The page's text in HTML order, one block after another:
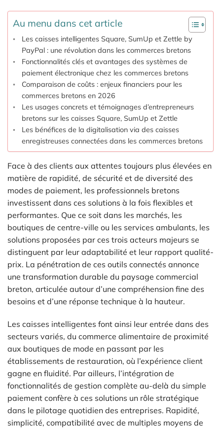
Au menu dans cet article
Les caisses intelligentes Square, SumUp et Zettle by
PayPal : une révolution dans les commerces bretons
Fonctionnalités clés et avantages des systèmes de
paiement électronique chez les commerces bretons
Comparaison de coûts : enjeux financiers pour les
commerces bretons en 2026
Les usages concrets et témoignages d’entrepreneurs
bretons sur les caisses Square, SumUp et Zettle
Les bénéfices de la digitalisation via des caisses
enregistreuses connectées dans les commerces bretons
Face à des clients aux attentes toujours plus élevées en
matière de rapidité, de sécurité et de diversité des
modes de paiement, les professionnels bretons
investissent dans ces solutions à la fois flexibles et
performantes. Que ce soit dans les marchés, les
boutiques de centre-ville ou les services ambulants, les
solutions proposées par ces trois acteurs majeurs se
distinguent par leur adaptabilité et leur rapport qualité-
prix. La pénétration de ces outils connectés annonce
une transformation durable du paysage commercial
breton, articulée autour d’une compréhension fine des
besoins et d’une réponse technique à la hauteur.
Les caisses intelligentes font ainsi leur entrée dans des
secteurs variés, du commerce alimentaire de proximité
aux boutiques de mode en passant par les
établissements de restauration, où l’expérience client
gagne en fluidité. Par ailleurs, l’intégration de
fonctionnalités de gestion complète au-delà du simple
paiement confère à ces solutions un rôle stratégique
dans le pilotage quotidien des entreprises. Rapidité,
simplicité, compatibilité avec de multiples moyens de